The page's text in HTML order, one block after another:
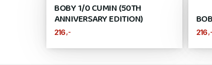
BOBY 1/0 CUMIN (50TH
ANNIVERSARY EDITION)
216 ,- 216 ,-